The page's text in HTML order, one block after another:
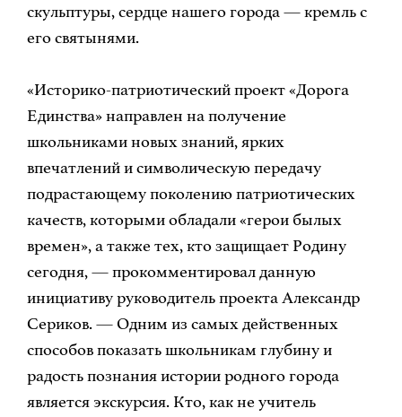
скульптуры, сердце нашего города — кремль с
его святынями.
«Историко-патриотический проект «Дорога
Единства» направлен на получение
школьниками новых знаний, ярких
впечатлений и символическую передачу
подрастающему поколению патриотических
качеств, которыми обладали «герои былых
времен», а также тех, кто защищает Родину
сегодня, — прокомментировал данную
инициативу руководитель проекта Александр
Сериков. — Одним из самых действенных
способов показать школьникам глубину и
радость познания истории родного города
является экскурсия. Кто, как не учитель